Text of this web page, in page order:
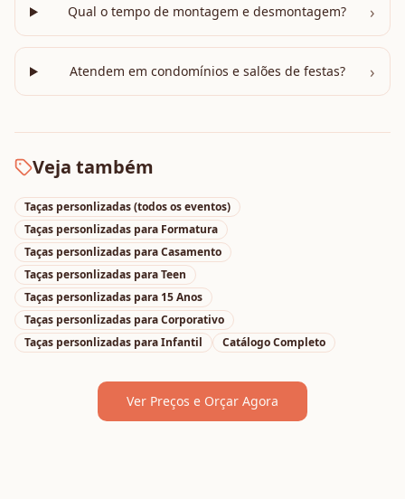
Qual o tempo de montagem e desmontagem? ›
Atendem em condomínios e salões de festas? ›
Veja também
Taças personlizadas(todos os eventos)
Taças personlizadas para Formatura
Taças personlizadas paraCasamento
Taças personlizadas paraTeen
Taças personlizadas para 15 Anos
Taças personlizadas paraCorporativo
Taças personlizadas paraInfantil Catálogo Completo
Ver Preços e Orçar Agora